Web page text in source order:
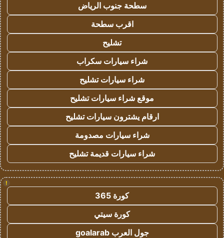
سطحة جنوب الرياض
اقرب سطحة
تشليح
شراء سيارات سكراب
شراء سيارات تشليح
موقع شراء سيارات تشليح
ارقام يشترون سيارات تشليح
شراء سيارات مصدومة
شراء سيارات قديمة تشليح
!
كورة 365
كورة سيتي
جول العرب goalarab